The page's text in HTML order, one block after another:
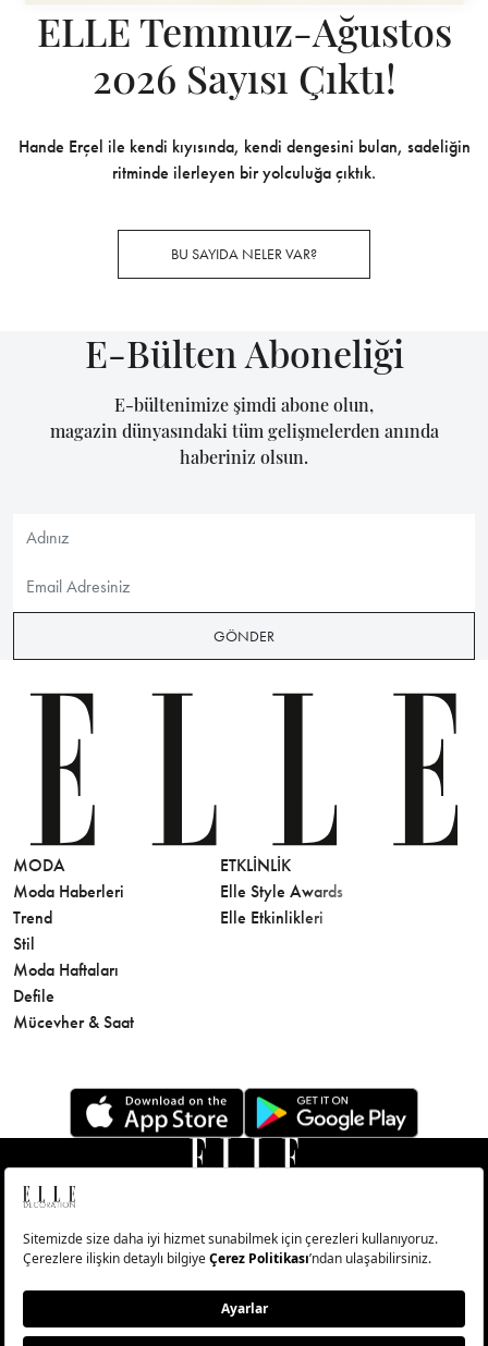
ELLE Temmuz-Ağustos
2026 Sayısı Çıktı!
Hande Erçel ile kendi kıyısında, kendi dengesini bulan, sadeliğin
ritminde ilerleyen bir yolculuğa çıktık.
BU SAYIDA NELER VAR?
E-Bülten Aboneliği
E-bültenimize şimdi abone olun,
magazin dünyasındaki tüm gelişmelerden anında
haberiniz olsun.
GÖNDER
MODA
Moda Haberleri
Trend
Stil
Moda Haftaları
Defile
Mücevher & Saat
ETKLINLIK
Elle Style Awards
Elle Etkinlikleri
© Big Medya Teknoloji A.Ş. Altunizade Mahallesi Kuşbakışı
Caddesi No:27/1 Üsküdar/İstanbul